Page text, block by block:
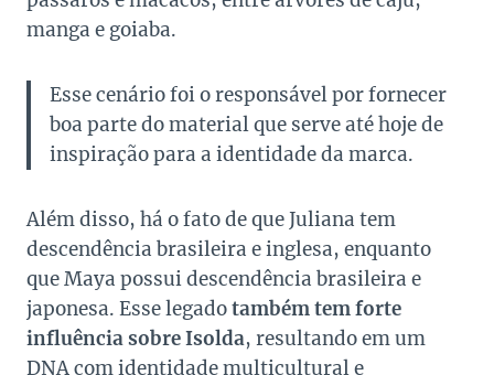
manga e goiaba.
Esse cenário foi o responsável por fornecer
boa parte do material que serve até hoje de
inspiração para a identidade da marca.
Além disso, há o fato de que Juliana tem
descendência brasileira e inglesa, enquanto
que Maya possui descendência brasileira e
japonesa. Esse legadotambém tem forte
influência sobre Isolda, resultando em um
DNA com identidade multicultural e